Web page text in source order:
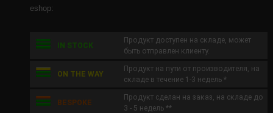
eshop:
IN STOCK
Продукт доступен на складе, может
быть отправлен клиенту.
ON THE WAY
Продукт на пути от производителя, на
складе в течение 1-3 недель *
BESPOKE
Продукт cделан на заказ, на складе до
3 - 5 недель **